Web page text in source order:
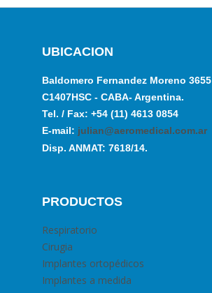
UBICACION
Baldomero Fernandez Moreno 3655
C1407HSC - CABA- Argentina.
Tel. / Fax: +54 (11) 4613 0854
E-mail: julian@aeromedical.com.ar
Disp. ANMAT: 7618/14.
PRODUCTOS
Respiratorio
Cirugia
Implantes ortopédicos
Implantes a medida